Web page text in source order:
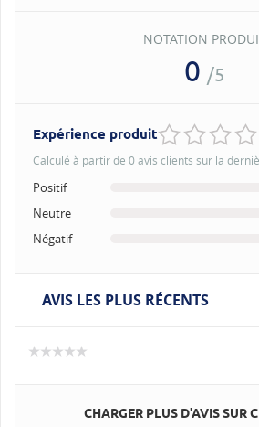
NOTATION
0 /5
Expérience produit
Calculé à partir de 0 avis clients sur la
Positif
Neutre
Négatif
AVIS LES PLUS RÉCENTS
CHARGER PLUS D'AVIS SUR